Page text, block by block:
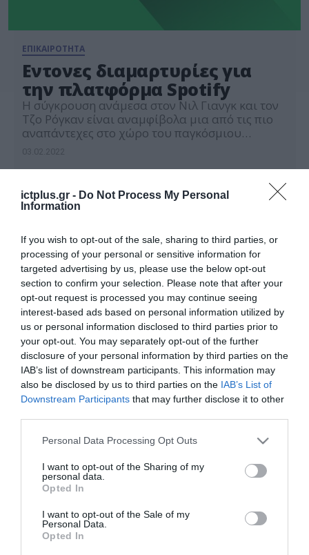
ictplus.gr - Do Not Process My Personal
Information
If you wish to opt-out of the sale, sharing to third parties, or
processing of your personal or sensitive information for
targeted advertising by us, please use the below opt-out
section to confirm your selection. Please note that after your
opt-out request is processed you may continue seeing
interest-based ads based on personal information utilized by
us or personal information disclosed to third parties prior to
your opt-out. You may separately opt-out of the further
disclosure of your personal information by third parties on the
IAB’s list of downstream participants. This information may
also be disclosed by us to third parties on the IAB’s List of
Downstream Participants that may further disclose it to other
Please note that this website/app uses one or more Google
not limited to your visit or usage behaviour. You may click to
grant or deny consent to Google and its third-party tags to
use your data for below specified purposes in below Google
consent section.
Personal Data Processing Opt Outs
I want to opt-out of the Sharing of my
personal data.
Opted In
I want to opt-out of the Sale of my
Personal Data.
Opted In
ΕΠΙΚΑΙΡΟΤΗΤΑ
Εντονες διαμαρτυρίες για
την πλατφόρμα Spotify
Η σύγκρουση ανάμεσα στον Νιλ Γιανγκ και τον
Τζο Ρόγκαν είναι αναμφίβολα μια από τις πιο
αναπάντεχες στο χώρο του παγκόσμιου
podcast «The Joe Rogan Experience» και πιο
συγκεκριμένα τη διάδοση ψευδών
πληροφοριών του Ρόγκαν όσον αφορά την